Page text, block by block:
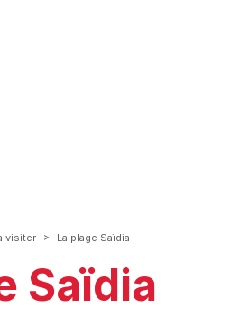
visiter > La plage Saïdia
Saïdia